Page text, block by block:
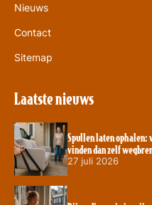
Nieuws
Contact
Sitemap
Laatste nieuws
Spullen laten ophalen:
vinden dan zelf
27 juli 2026